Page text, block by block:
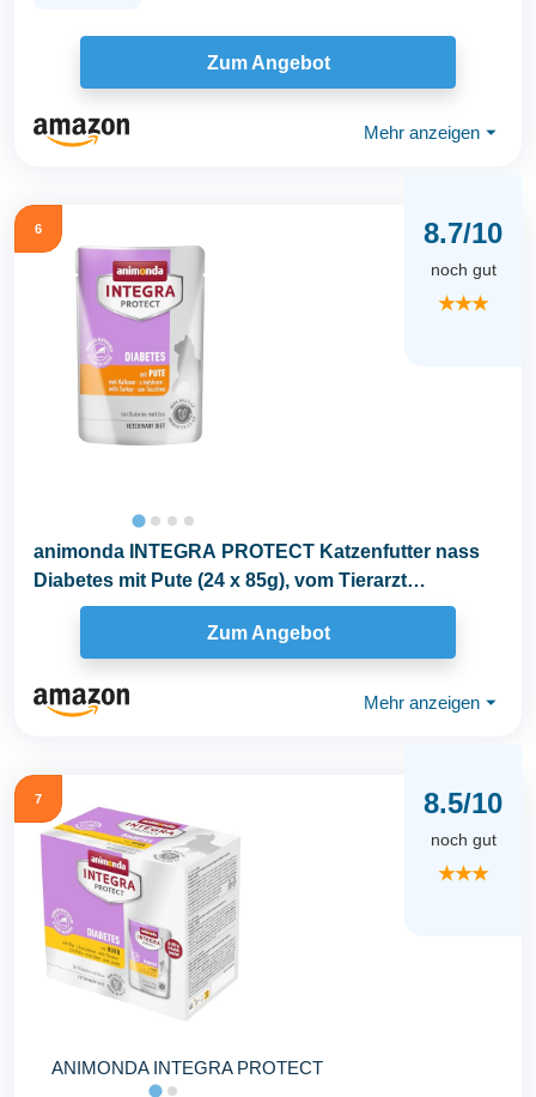
Zum Angebot
Mehr anzeigen ⏷
6 8.7/10
noch gut
★★★
animonda INTEGRA PROTECT Katzenfutter nass
Diabetes mit Pute (24 x 85g), vom Tierarzt
empfohlen bei...
Zum Angebot
Mehr anzeigen ⏷
7
ANIMONDA INTEGRA PROTECT
8.5/10
noch gut
★★★